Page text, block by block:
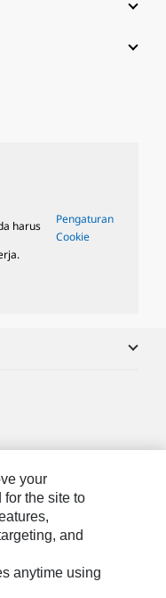
harus
Pengaturan
Cookie
your
the site to
and
anytime using